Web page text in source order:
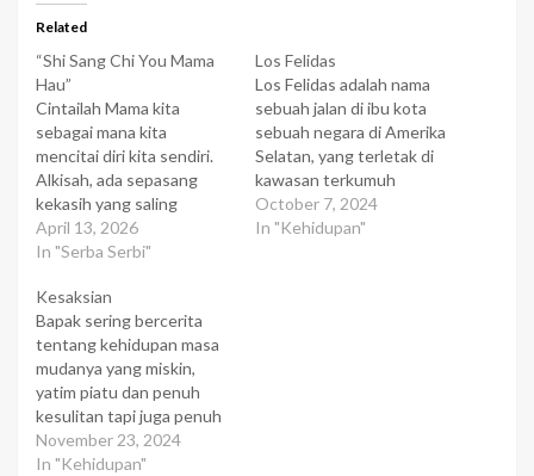
Related
“Shi Sang Chi You Mama
Hau”
Cintailah Mama kita
sebagai mana kita
mencitai diri kita sendiri.
Alkisah, ada sepasang
kekasih yang saling
mencintai. Sang pria
berasal dari keluarga kaya,
yang terpandang di kota
tersebut. Sedangkan sang
wanita adalah seorang
yatim piatu, hidup serba
kekurangan, tetapi cantik,
lemah lembut, dan baik
hati. Kelebihan inilah…
April 13, 2026
In "Serba Serbi"
Los Felidas
Los Felidas adalah nama
sebuah jalan di ibu kota
sebuah negara di Amerika
Selatan, yang terletak di
kawasan terkumuh
diseluruh kota. Ada
sebuah kisah Natal yang
October 7, 2024
In "Kehidupan"
Kesaksian
Bapak sering bercerita
tentang kehidupan masa
mudanya yang miskin,
yatim piatu dan penuh
kesulitan tapi juga penuh
berkat. Salah satu cerita
bapakku yang berkesan
November 23, 2024
In "Kehidupan"